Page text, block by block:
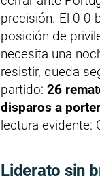
precisión. El 0-0
posición de
necesita una
resistir, queda
partido: 26
disparos a
lectura evidente:
Liderato sin